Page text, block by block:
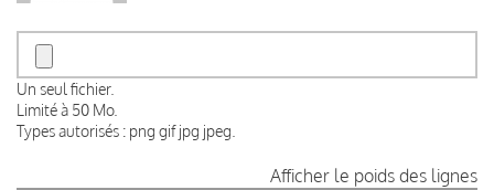
Un seul fichier.
Limité à 50 Mo.
Types autorisés : png gif jpg jpeg.
Afficher le poids des lignes